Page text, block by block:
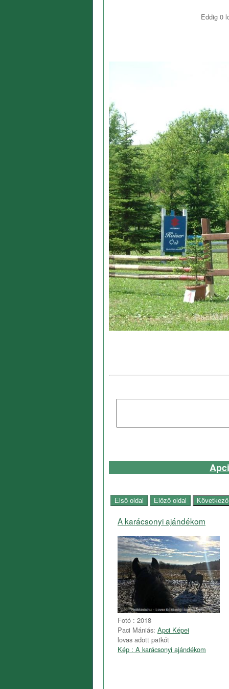
Eddig 0
A karácsonyi ajándékom
Fotó : 2018
Paci Mániás: Apci Képei
lovas adott patkót
Kép : A karácsonyi ajándékom